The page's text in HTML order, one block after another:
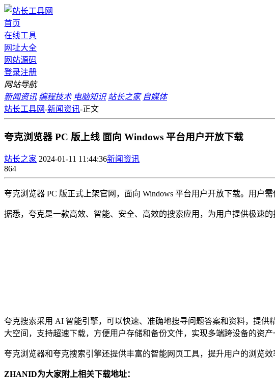
首页
在线工具
网址大全
网站源码
登录注册
网站导航
新闻资讯 编程技术 电脑知识 站长之家 自媒体
站长工具网-新闻资讯-正文
夸克浏览器 PC 版上线 面向 Windows 平台用户开放下载
站长之家 2024-01-11 11:44:36新闻资讯
864
夸克浏览器 PC 版正式上架官网，面向 Windows 平台用户开放下载。用户
据悉，夸克是一款高效、智能、安全、高效的搜索应用，为用户提供极速
夸克搜索采用 AI 智能引擎，可以快速、准确地搜寻问题答案和资料，提
大空间，支持超速下载，方便用户存储和备份文件，实现多端跨设备的资产
夸克浏览器和夸克搜索引擎还提供丰富的智能网页工具，提升用户的浏览
ZHANID为大家附上相关下载地址：